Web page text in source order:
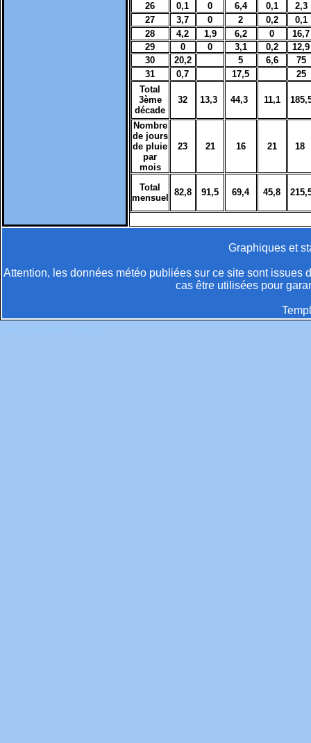
26
0,1 0 6,4 0,1
2,3
27
3,7 0 2 0,2
0,1
28
4,2 1,9 6,2 0
16,7
29
0 0 3,1 0,2
12,9
30
20,2 5 6,6
75
31
0,7 17,5
25
Total
3ème
décade
32 13,3 44,3 11,1
Nombre
de jours
de pluie
par
mois
23 21 16 21 18
Total
mensuel
82,8 91,5 69,4 45,8
Graphiques et
Attention, les données météo publiées sur ce site sont
cas être utilisées pour